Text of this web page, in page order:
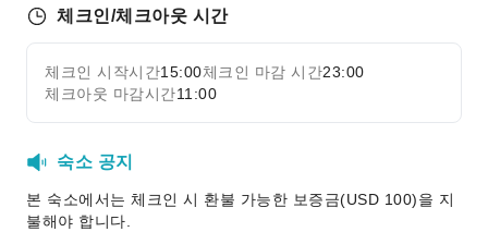
연기 감지기
무장애 통로
자세히 보기
체크인/체크아웃 시간
체크인 시작시간15:00체크인 마감 시간23:00
체크아웃 마감시간11:00
숙소 공지
본 숙소에서는 체크인 시 환불 가능한 보증금(USD 100)을 지
불해야 합니다.